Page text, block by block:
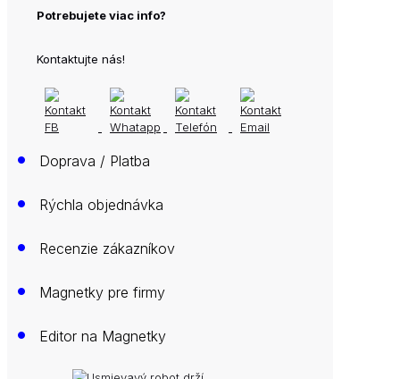
Potrebujete viac info?
Kontaktujte nás!
• Doprava / Platba
• Rýchla objednávka
• Recenzie zákazníkov
• Magnetky pre firmy
• Editor na Magnetky